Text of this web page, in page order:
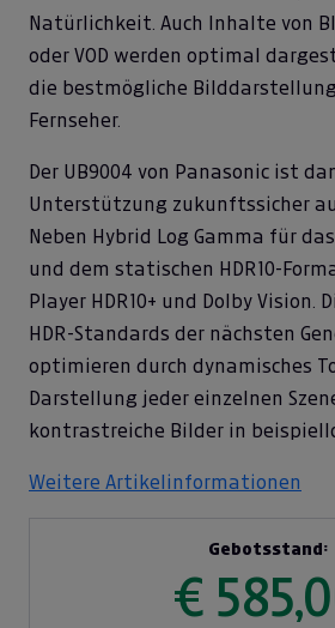
Natürlichkeit. Auch Inhalte von
oder VOD werden optimal
die bestmögliche
Fernseher.
Der UB9004 von Panasonic ist
Unterstützung zukunftssicher
Neben Hybrid Log Gamma für
und dem statischen HDR10-
Player HDR10+ und Dolby Vision.
HDR-Standards der nächsten
optimieren durch dynamisches
Darstellung jeder einzelnen
kontrastreiche Bilder in
Weitere Artikelinformationen
Gebotsstand:
€